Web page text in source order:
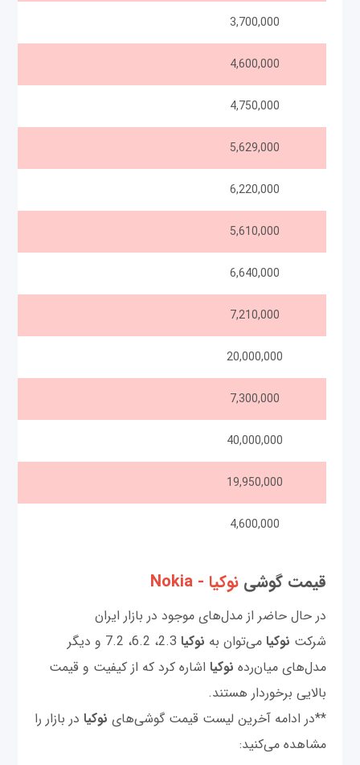
3,700,000
4,600,000
4,750,000
5,629,000
6,220,000
5,610,000
6,640,000
7,210,000
20,000,000
7,300,000
40,000,000
19,950,000
4,600,000
قیمت گوشی‌ نوکیا - Nokia
در حال حاضر از مدل‌های موجود در بازار ایران
شرکت نوکیا می‌توان به نوکیا
2.3، 6.2، 7.2 و دیگر
مدل‌های میان‌رده نوکیا اشاره کرد که از کیفیت و قیمت
بالایی برخوردار هستند.
**در ادامه آخرین لیست قیمت گوشی‌های نوکیا در بازار را
مشاهده می‌کنید: